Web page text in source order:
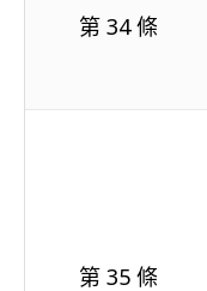
第 34 條
第 35 條